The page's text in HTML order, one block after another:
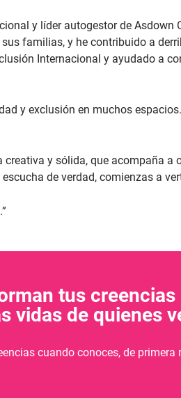
y líder autogestor de
familias, y he contribuido a
Internacional y ayudado a
y exclusión en muchos
creativa y sólida, que acompaña
de verdad, comienzas a
tus
vidas de quienes
cuando conoces, de